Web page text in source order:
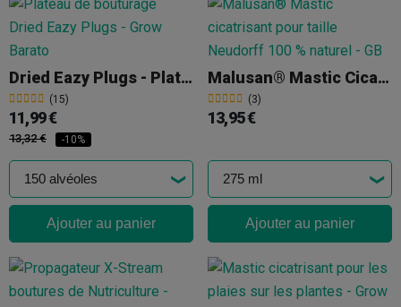
Dried Eazy Plugs - Plateaux D'enracinement
(15)
11,99 €
13,32 € -10%
Ajouter au panier
Malusan® Mastic Cicatrisant Pour Taille
(3)
13,95 €
Ajouter au panier